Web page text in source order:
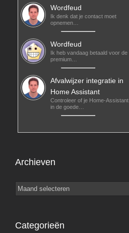
Wordfeud
Ik denk dat je contact moet
opnemen…
Wordfeud
Ik heb vandaag betaald voor de
premium…
Afvalwijzer integratie in
Home Assistant
Controleer of je Home-Assistant
in de goede…
Archieven
Archieven
Categorieën